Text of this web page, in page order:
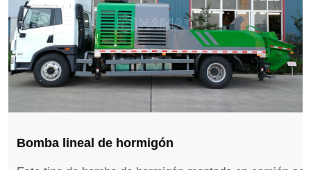
Bomba lineal de hormigón